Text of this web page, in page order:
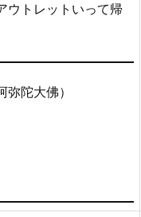
ウトレットいって帰
陀大佛）